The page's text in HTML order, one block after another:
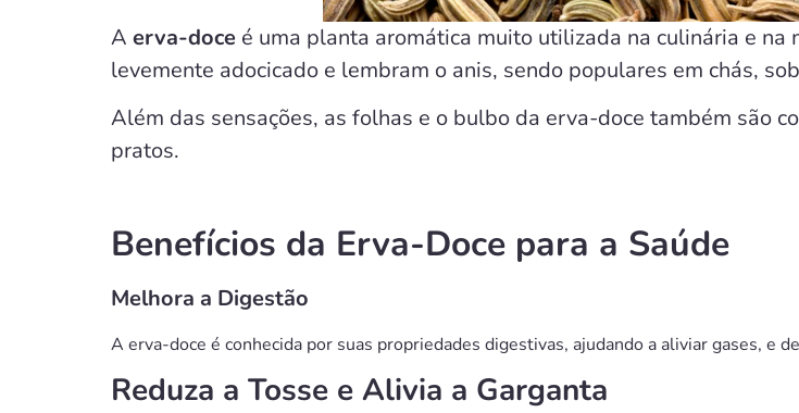
A erva-doce é uma planta aromática muito utilizada na culinária e
levemente adocicado e lembram o anis, sendo populares em chás,
Além das sensações, as folhas e o bulbo da erva-doce também são
pratos.
Benefícios da Erva-Doce para a Saúde
Melhora a Digestão
A erva-doce é conhecida por suas propriedades digestivas, ajudando a aliviar gases, e
Reduza a Tosse e Alivia a Garganta